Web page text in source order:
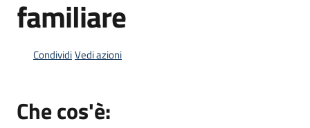
Informazioni
familiare
CondividiVedi azioni
Che cos'è: